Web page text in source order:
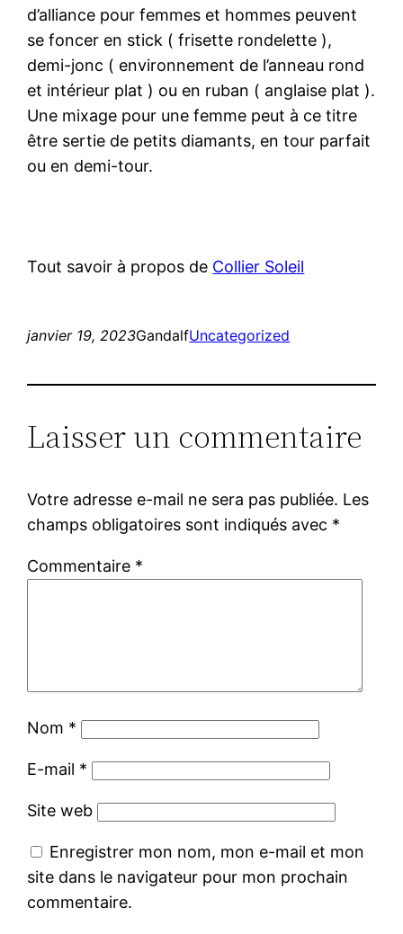
d’alliance pour femmes et hommes peuvent
se foncer en stick ( frisette rondelette ),
demi-jonc ( environnement de l’anneau rond
et intérieur plat ) ou en ruban ( anglaise plat ).
Une mixage pour une femme peut à ce titre
être sertie de petits diamants, en tour parfait
ou en demi-tour.
Tout savoir à propos de Collier Soleil
janvier 19, 2023GandalfUncategorized
Laisser un commentaire
Votre adresse e-mail ne sera pas publiée. Les
champs obligatoires sont indiqués avec *
Commentaire *
Nom *
E-mail *
Site web
Enregistrer mon nom, mon e-mail et mon
site dans le navigateur pour mon prochain
commentaire.